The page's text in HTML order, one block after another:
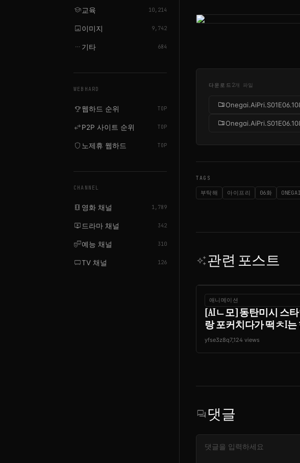
school교육 10,214
image이미지 9,742
more_horiz 기타 684
WEBHARD
emoji_events웹하드 순위 TOP
swap_horizP2P 사이트 순위 TOP
shield 노제휴 웹하드 TOP
CHANNEL
local_movies 영화 채널 1,789
live_tv 드라마 채널 342
theater_comedy예능 채널 310
tv_genTV 채널 126
다운로드 2개 파일
folder_zip
folder_zip
TAGS
부탁해 아이프리 06화 ONEGAI
auto_awesome관련 포스트
애니메이션
[AIㄴ모] 동탄미시 스
랑 포커치다가 떡ㅊI는
yfse3z8q7,124 views
forum댓글